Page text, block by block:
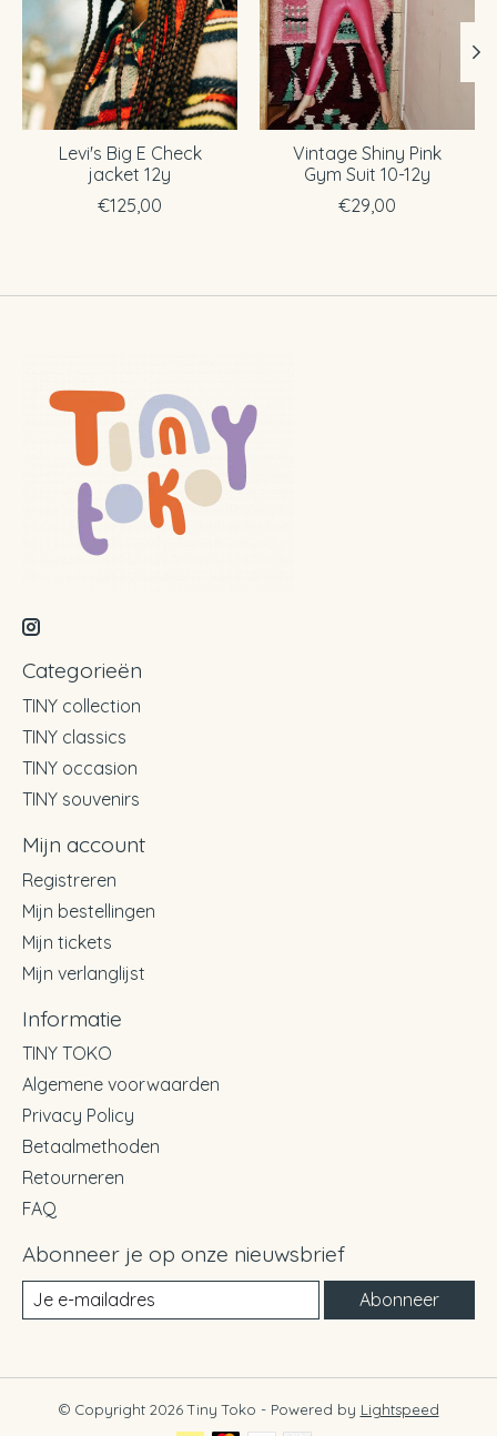
Levi's Big E Check
jacket 12y
€125,00
Vintage Shiny Pink
Gym Suit 10-12y
€29,00
Categorieën
TINY collection
TINY classics
TINY occasion
TINY souvenirs
Mijn account
Registreren
Mijn bestellingen
Mijn tickets
Mijn verlanglijst
Informatie
TINY TOKO
Algemene voorwaarden
Privacy Policy
Betaalmethoden
Retourneren
FAQ
Abonneer je op onze nieuwsbrief
Abonneer
© Copyright 2026 Tiny Toko - Powered by Lightspeed